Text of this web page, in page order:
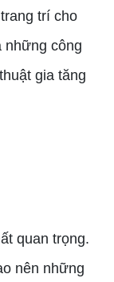
trí cho
những công
gia tăng
quan trọng.
nên những